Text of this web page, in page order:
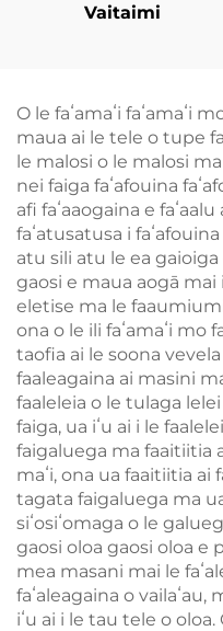
Vaitaimi
O le faʻamaʻi faʻamaʻi
maua ai le tele o tupe
le malosi o le malosi
nei faiga faʻafouina
afi faʻaaogaina e
faʻatusatusa i
atu sili atu le ea
gaosi e maua aogā
eletise ma le
ona o le ili faʻamaʻi mo
taofia ai le soona
faaleagaina ai masini
faaleleia o le tulaga
faiga, ua iʻu ai i le
faigaluega ma faaitiitia
maʻi, ona ua faaitiitia
tagata faigaluega ma
siʻosiʻomaga o le
gaosi oloa gaosi oloa e
mea masani mai le
faʻaleagaina o
iʻu ai i le tau tele o